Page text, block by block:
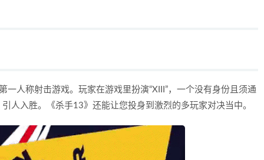
人称射击游戏。玩家在游戏里扮演“XIII”，一个没有身份且须通
人入胜。《杀手13》还能让您投身到激烈的多玩家对决当中。